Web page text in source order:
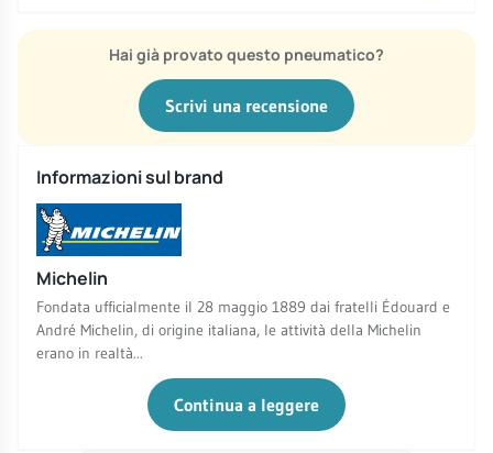
Hai già provato questo pneumatico?
Scrivi una recensione
Informazioni sul brand
Michelin
Fondata ufficialmente il 28 maggio 1889 dai fratelli Édouard e
André Michelin, di origine italiana, le attività della Michelin
erano in realtà...
Continua a leggere